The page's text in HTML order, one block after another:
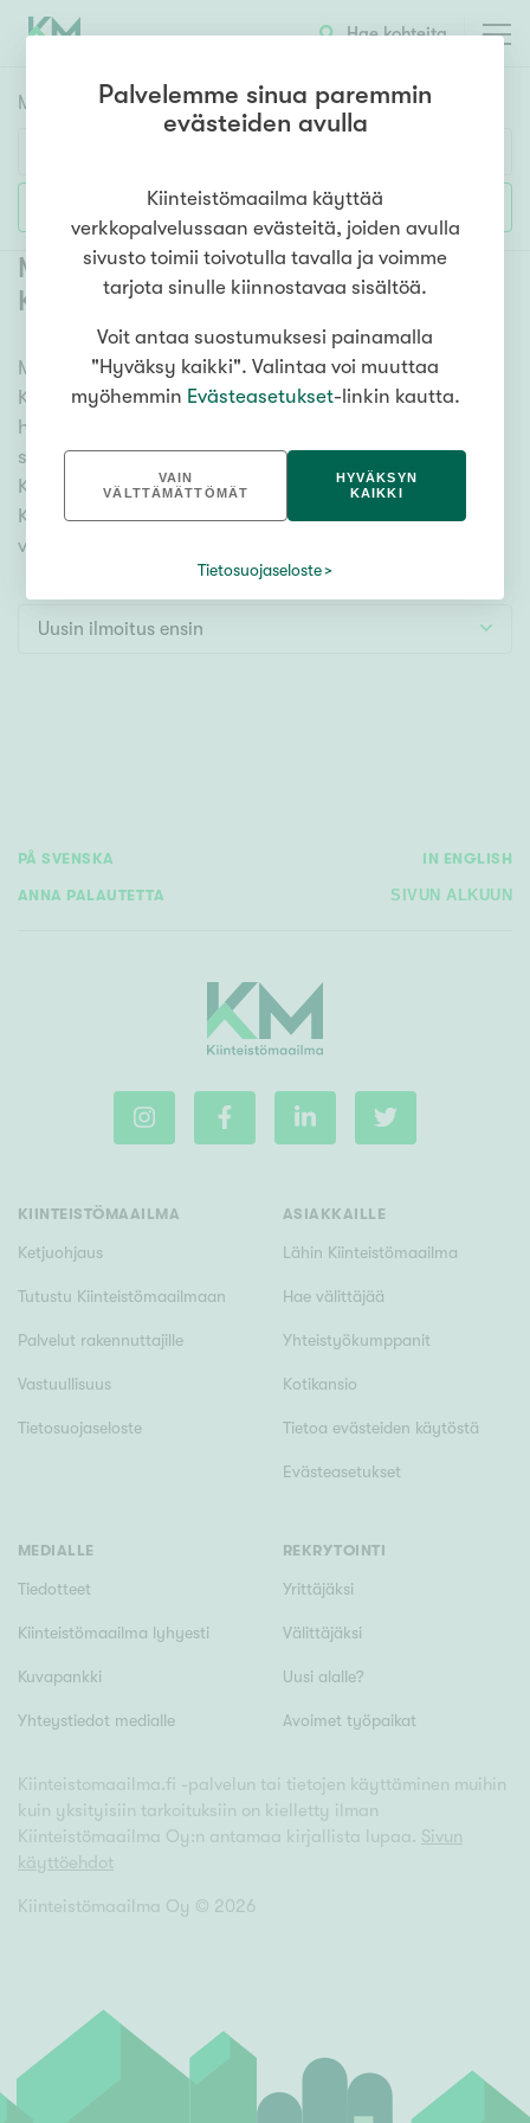
Hae kohteita
Myyntikohteet
Huoneluku
1h 2h 3h 4h 5h+
Asuntotyyppi
Kerros-/luhtitalo
Rivitalo/paritalo
Omakoti-/erillistalo
Maa- tai metsätila
Vapaa-ajan asunto
m²
Uudiskohteet
Vain uudiskohteet Ei uudiskohteita
Hyvä
Tyydyttävä
Välttävä
Ominaisuudet
Järvi- tai merinäköala
Maalämpö
Oma ranta
Oma sauna
Lisää hakuehtoja
Myytävät kerrostaloasunnot Kerava
Kurkela
Meiltä löydät myytävät kerrostaloasunnot Kerava
Kurkela kattavasti ja helposti. Kätevän
hakutyökalumme avulla löydät unelmiesi kodin, oli
sitten tähtäimessä sauna, parveke tai merinäköala.
Katso alta kaikki myytävät kerrostaloasunnot Kerava
Kurkela ja valitse itsellesi mieleinen! Tutustu myös
videoesittelyihimme!
Uusin ilmoitus ensin
PÅ SVENSKA IN ENGLISH
ANNA PALAUTETTA SIVUN ALKUUN
KIINTEISTÖMAAILMA
Ketjuohjaus
Tutustu Kiinteistömaailmaan
Palvelut rakennuttajille
Vastuullisuus
Tietosuojaseloste
ASIAKKAILLE
Lähin Kiinteistömaailma
Hae välittäjää
Yhteistyökumppanit
Kotikansio
Tietoa evästeiden käytöstä
Evästeasetukset
MEDIALLE
Tiedotteet
Kiinteistömaailma lyhyesti
Kuvapankki
Yhteystiedot medialle
REKRYTOINTI
Yrittäjäksi
Välittäjäksi
Uusi alalle?
Avoimet työpaikat
Kiinteistomaailma.fi -palvelun tai tietojen käyttäminen muihin
kuin yksityisiin tarkoituksiin on kielletty ilman
Kiinteistömaailma Oy:n antamaa kirjallista lupaa. Sivun
käyttöehdot
Kiinteistömaailma Oy © 2026
Palvelemme sinua paremmin
evästeiden avulla
Kiinteistömaailma käyttää
verkkopalvelussaan evästeitä, joiden avulla
sivusto toimii toivotulla tavalla ja voimme
tarjota sinulle kiinnostavaa sisältöä.
Voit antaa suostumuksesi painamalla
"Hyväksy kaikki". Valintaa voi muuttaa
myöhemmin Evästeasetukset-linkin kautta.
VAIN
VÄLTTÄMÄTTÖMÄT
HYVÄKSYN
KAIKKI
Tietosuojaseloste